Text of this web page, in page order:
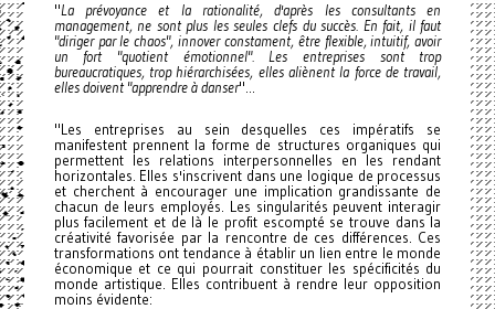
"La prévoyance et la rationalité, d'après les consultants en
management, ne sont plus les seules clefs du succès. En fait, il faut
"diriger par le chaos", innover constament, être flexible, intuitif, avoir
un fort "quotient émotionnel". Les entreprises sont trop
bureaucratiques, trop hiérarchisées, elles aliènent la force de travail,
elles doivent "apprendre à danser"...
"Les entreprises au sein desquelles ces impératifs se
manifestent prennent la forme de structures organiques qui
permettent les relations interpersonnelles en les rendant
horizontales. Elles s'inscrivent dans une logique de processus
et cherchent à encourager une implication grandissante de
chacun de leurs employés. Les singularités peuvent interagir
plus facilement et de là le profit escompté se trouve dans la
créativité favorisée par la rencontre de ces différences. Ces
transformations ont tendance à établir un lien entre le monde
économique et ce qui pourrait constituer les spécificités du
monde artistique. Elles contribuent à rendre leur opposition
moins évidente: